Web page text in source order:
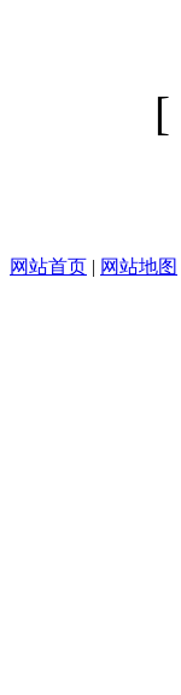
[
网站首页 | 网站地图